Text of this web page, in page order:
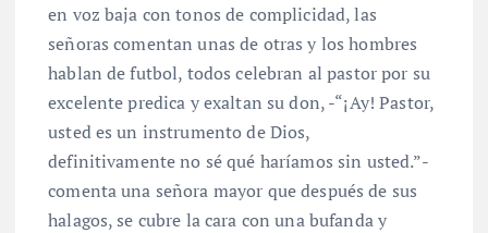
en voz baja con tonos de complicidad, las
señoras comentan unas de otras y los hombres
hablan de futbol, todos celebran al pastor por su
excelente predica y exaltan su don, -“¡Ay! Pastor,
usted es un instrumento de Dios,
definitivamente no sé qué haríamos sin usted.”-
comenta una señora mayor que después de sus
halagos, se cubre la cara con una bufanda y